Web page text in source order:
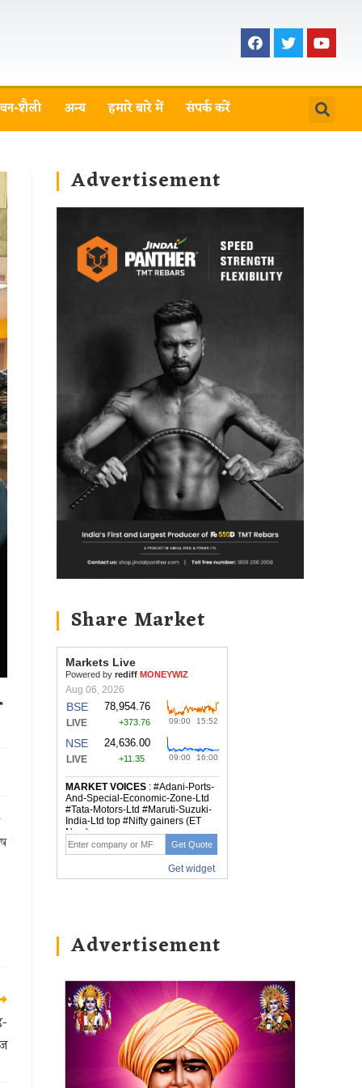
शैली अन्य हमारे बारे में संपर्क करें
Advertisement
Share Market
Advertisement